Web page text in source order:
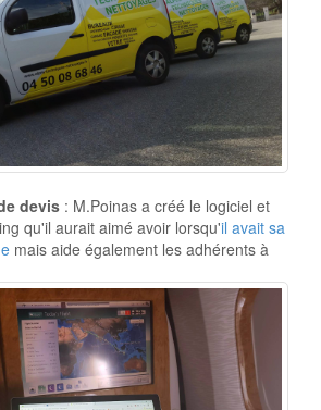
devis : M.Poinas a créé le logiciel et
qu'il aurait aimé avoir lorsqu'il avait sa
mais aide également les adhérents à